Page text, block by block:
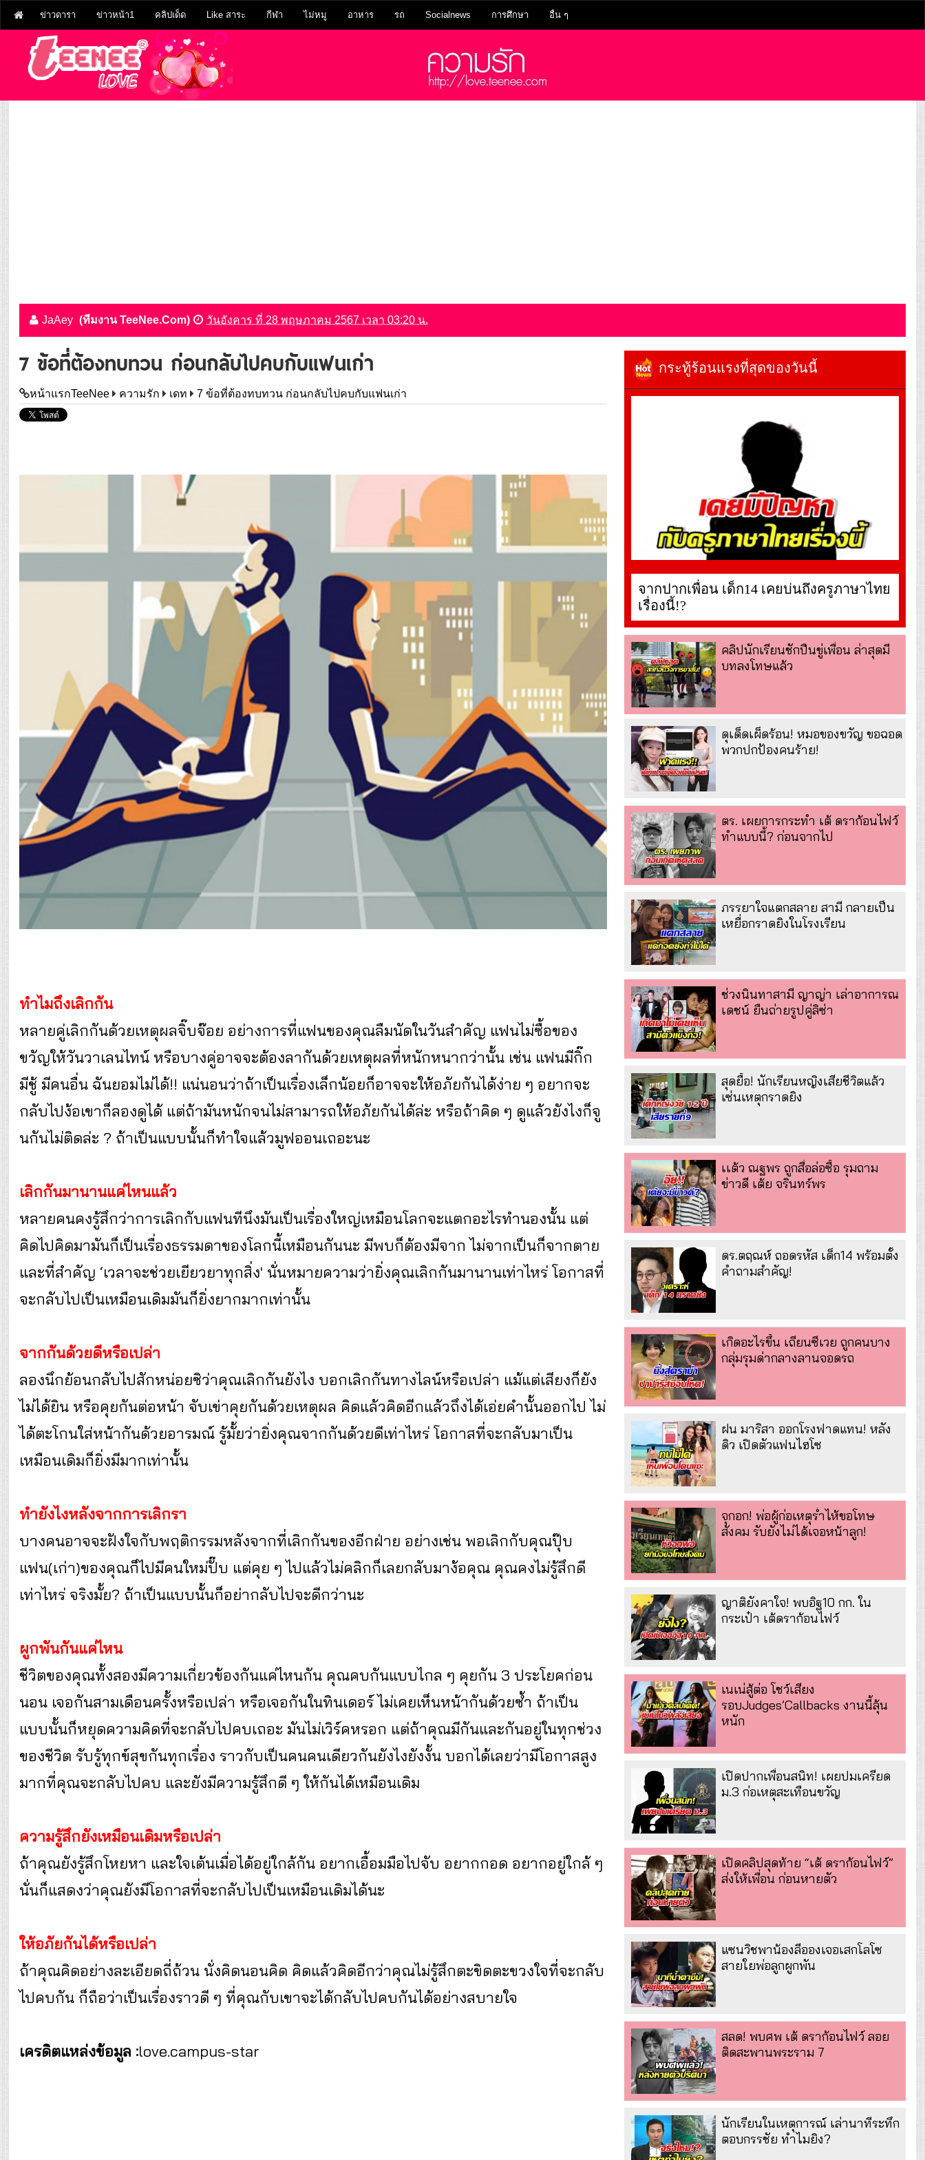
ข่าวดารา ข่าวหน้า1 คลิปเด็ด Like สาระ กีฬา ไม่หมู อาหาร รถ Socialnews การศึกษา อื่น ๆ
JaAey (ทีมงาน TeeNee.Com) วันอังคาร ที่ 28 พฤษภาคม 2567 เวลา 03:20 น.
7 ข้อที่ต้องทบทวน ก่อนกลับไปคบกับแฟนเก่า
หน้าแรกTeeNee ความรัก เดท 7 ข้อที่ต้องทบทวน ก่อนกลับไปคบกับแฟนเก่า
ทำไมถึงเลิกกัน
หลายคู่เลิกกันด้วยเหตุผลจิ๊บจ๊อย อย่างการที่แฟนของคุณลืมนัดในวันสำคัญ แฟนไม่ซื้อของ
ขวัญให้วันวาเลนไทน์ หรือบางคู่อาจจะต้องลากันด้วยเหตุผลที่หนักหนากว่านั้น เช่น แฟนมีกิ๊ก
มีชู้ มีคนอื่น ฉันยอมไม่ได้!! แน่นอนว่าถ้าเป็นเรื่องเล็กน้อยก็อาจจะให้อภัยกันได้ง่าย ๆ อยากจะ
กลับไปง้อเขาก็ลองดูได้ แต่ถ้ามันหนักจนไม่สามารถให้อภัยกันได้ล่ะ หรือถ้าคิด ๆ ดูแล้วยังไงก็จู
นกันไม่ติดล่ะ ? ถ้าเป็นแบบนั้นก็ทำใจแล้วมูฟออนเถอะนะ
เลิกกันมานานแค่ไหนแล้ว
หลายคนคงรู้สึกว่าการเลิกกับแฟนทีนึงมันเป็นเรื่องใหญ่เหมือนโลกจะแตกอะไรทำนองนั้น แต่
คิดไปคิดมามันก็เป็นเรื่องธรรมดาของโลกนี้เหมือนกันนะ มีพบก็ต้องมีจาก ไม่จากเป็นก็จากตาย
และที่สำคัญ ‘เวลาจะช่วยเยียวยาทุกสิ่ง' นั่นหมายความว่ายิ่งคุณเลิกกันมานานเท่าไหร่ โอกาสที่
จะกลับไปเป็นเหมือนเดิมมันก็ยิ่งยากมากเท่านั้น
จากกันด้วยดีหรือเปล่า
ลองนึกย้อนกลับไปสักหน่อยซิว่าคุณเลิกกันยังไง บอกเลิกกันทางไลน์หรือเปล่า แม้แต่เสียงก็ยัง
ไม่ได้ยิน หรือคุยกันต่อหน้า จับเข่าคุยกันด้วยเหตุผล คิดแล้วคิดอีกแล้วถึงได้เอ่ยคำนั้นออกไป ไม่
ได้ตะโกนใส่หน้ากันด้วยอารมณ์ รู้มั้ยว่ายิ่งคุณจากกันด้วยดีเท่าไหร่ โอกาสที่จะกลับมาเป็น
เหมือนเดิมก็ยิ่งมีมากเท่านั้น
ทำยังไงหลังจากการเลิกรา
บางคนอาจจะฝังใจกับพฤติกรรมหลังจากที่เลิกกันของอีกฝ่าย อย่างเช่น พอเลิกกับคุณปุ๊บ
แฟน(เก่า)ของคุณก็ไปมีคนใหม่ปั๊บ แต่คุย ๆ ไปแล้วไม่คลิกก็เลยกลับมาง้อคุณ คุณคงไม่รู้สึกดี
เท่าไหร่ จริงมั้ย? ถ้าเป็นแบบนั้นก็อย่ากลับไปจะดีกว่านะ
ผูกพันกันแค่ไหน
ชีวิตของคุณทั้งสองมีความเกี่ยวข้องกันแค่ไหนกัน คุณคบกันแบบไกล ๆ คุยกัน 3 ประโยคก่อน
นอน เจอกันสามเดือนครั้งหรือเปล่า หรือเจอกันในทินเดอร์ ไม่เคยเห็นหน้ากันด้วยซ้ำ ถ้าเป็น
แบบนั้นก็หยุดความคิดที่จะกลับไปคบเถอะ มันไม่เวิร์คหรอก แต่ถ้าคุณมีกันและกันอยู่ในทุกช่วง
ของชีวิต รับรู้ทุกข์สุขกันทุกเรื่อง ราวกับเป็นคนคนเดียวกันยังไงยังงั้น บอกได้เลยว่ามีโอกาสสูง
มากที่คุณจะกลับไปคบ และยังมีความรู้สึกดี ๆ ให้กันได้เหมือนเดิม
ความรู้สึกยังเหมือนเดิมหรือเปล่า
ถ้าคุณยังรู้สึกโหยหา และใจเต้นเมื่อได้อยู่ใกล้กัน อยากเอื้อมมือไปจับ อยากกอด อยากอยู่ใกล้ ๆ
นั่นก็แสดงว่าคุณยังมีโอกาสที่จะกลับไปเป็นเหมือนเดิมได้นะ
ให้อภัยกันได้หรือเปล่า
ถ้าคุณคิดอย่างละเอียดถี่ถ้วน นั่งคิดนอนคิด คิดแล้วคิดอีกว่าคุณไม่รู้สึกตะขิดตะขวงใจที่จะกลับ
ไปคบกัน ก็ถือว่าเป็นเรื่องราวดี ๆ ที่คุณกับเขาจะได้กลับไปคบกันได้อย่างสบายใจ
เครดิตแหล่งข้อมูล :love.campus-star
กระทู้ร้อนแรงที่สุดของวันนี้
จากปากเพื่อน เด็ก14 เคยบ่นถึงครูภาษาไทย
เรื่องนี้!?
คลิปนักเรียนชักปืนขู่เพื่อน ล่าสุดมี
บทลงโทษแล้ว
ดุเด็ดเผ็ดร้อน! หมอของขวัญ ขอฉอด
พวกปกป้องคนร้าย!
ตร. เผยการกระทำ เต้ ดราก้อนไฟว์
ทำแบบนี้? ก่อนจากไป
ภรรยาใจแตกสลาย สามี กลายเป็น
เหยื่อกราดยิงในโรงเรียน
ช่วงนินทาสามี ญาญ่า เล่าอาการณ
เดชน์ ยืนถ่ายรูปคู่ลิซ่า
สุดยื้อ! นักเรียนหญิงเสียชีวิตแล้ว
เซ่นเหตุกราดยิง
เเต้ว ณฐพร ถูกสื่อล่อซื้อ รุมถาม
ข่าวดี เต้ย จรินทร์พร
ดร.ตฤณห์ ถอดรหัส เด็ก14 พร้อมตั้ง
คำถามสำคัญ!
เกิดอะไรขึ้น เถียนซีเวย ถูกคนบาง
กลุ่มรุมด่ากลางลานจอดรถ
ฝน มาริสา ออกโรงฟาดแทน! หลัง
ดิว เปิดตัวแฟนไฮโซ
จุกอก! พ่อผู้ก่อเหตุร่ำไห้ขอโทษ
สังคม รับยังไม่ได้เจอหน้าลูก!
ญาติยังคาใจ! พบอิฐ10 กก. ใน
กระเป๋า เต้ดราก้อนไฟว์
เนเน่สู้ต่อ โชว์เสียง
รอบJudges’Callbacks งานนี้ลุ้น
หนัก
เปิดปากเพื่อนสนิท! เผยปมเครียด
ม.3 ก่อเหตุสะเทือนขวัญ
เปิดคลิปสุดท้าย “เต้ ดราก้อนไฟว์”
ส่งให้เพื่อน ก่อนหายตัว
แซนวิชพาน้องลีอองเจอเสกโลโซ
สายใยพ่อลูกผูกพัน
สลด! พบศพ เต้ ดราก้อนไฟว์ ลอย
ติดสะพานพระราม 7
นักเรียนในเหตุการณ์ เล่านาทีระทึก
ตอบกรรชัย ทำไมยิง?